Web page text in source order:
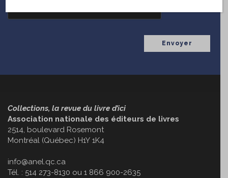
Collections, la revue du livre d’ici
Association nationale des éditeurs de livres
2514, boulevard Rosemont
Montréal (Québec) H1Y 1K4
info@anel.qc.ca
Tél. : 514 273-8130 ou 1 866 900-2635